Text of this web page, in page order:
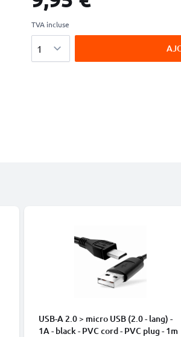
TVA incluse
USB-A 2.0 > micro USB (2.0 - lang) -
1A - black - PVC cord - PVC plug - 1m